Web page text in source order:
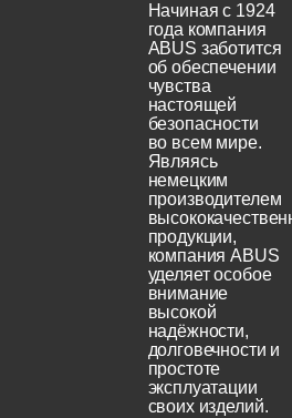
Начиная с 1924
года компания
ABUS заботится
об обеспечении
чувства
настоящей
безопасности
во всем мире.
Являясь
немецким
производителем
продукции,
компания ABUS
уделяет особое
внимание
высокой
надёжности,
долговечности и
простоте
эксплуатации
своих изделий.